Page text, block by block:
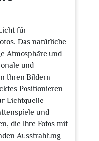
für
Das natürliche
Atmosphäre und
und
Ihren Bildern
Positionieren
Lichtquelle
und
die Ihre Fotos mit
Ausstrahlung